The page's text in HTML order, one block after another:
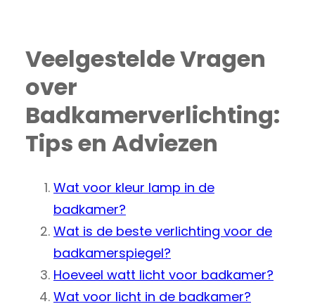
Veelgestelde Vragen
over
Badkamerverlichting:
Tips en Adviezen
Wat voor kleur lamp in de
badkamer?
Wat is de beste verlichting voor de
badkamerspiegel?
Hoeveel watt licht voor badkamer?
Wat voor licht in de badkamer?